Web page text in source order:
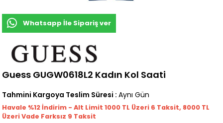
Whatsapp İle Sipariş ver
Guess GUGW0618L2 Kadın Kol Saati
Tahmini Kargoya Teslim Süresi : Aynı Gün
Havale %12 İndirim - Alt Limit 1000 TL Üzeri 6 Taksit, 8000 TL
Üzeri Vade Farksız 9 Taksit